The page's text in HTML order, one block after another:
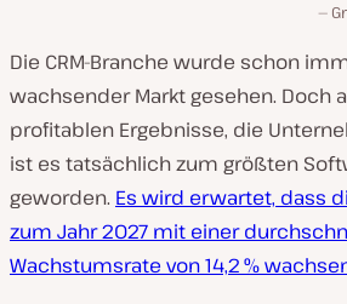
Die CRM-Branche wurde schon
wachsender Markt gesehen. Doch
profitablen Ergebnisse, die
ist es tatsächlich zum größten
geworden. Es wird erwartet, dass
zum Jahr 2027 mit einer
Wachstumsrate von 14,2 %